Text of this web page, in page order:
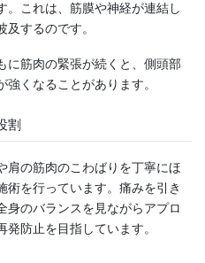
。これは、筋膜や神経が連結し
するのです。
に筋肉の緊張が続くと、側頭部
くなることがあります。
割
肩の筋肉のこわばりを丁寧にほ
術を行っています。痛みを引き
身のバランスを見ながらアプロ
防止を目指しています。